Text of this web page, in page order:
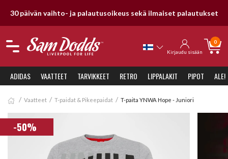
vaihto- ja palautusoikeus sekä ilmaiset palautukset
Kirjaudu sisään
0
ADIDAS VAATTEET TARVIKKEET RETRO LIPPALAKIT PIPOT ALE!
Vaatteet T-paidat & Pikeepaidat T-paita YNWA Hope - Juniori
-50%